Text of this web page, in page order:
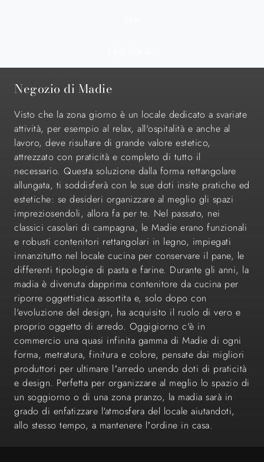
Negozio di Madie
Visto che la zona giorno è un locale dedicato a svariate
attività, per esempio al relax, all'ospitalità e anche al
lavoro, deve risultare di grande valore estetico,
attrezzato con praticità e completo di tutto il
necessario. Questa soluzione dalla forma rettangolare
allungata, ti soddisferà con le sue doti insite pratiche ed
estetiche: se desideri organizzare al meglio gli spazi
impreziosendoli, allora fa per te. Nel passato, nei
classici casolari di campagna, le Madie erano funzionali
e robusti contenitori rettangolari in legno, impiegati
innanzitutto nel locale cucina per conservare il pane, le
differenti tipologie di pasta e farine. Durante gli anni, la
madia è divenuta dapprima contenitore da cucina per
riporre oggettistica assortita e, solo dopo con
l'evoluzione del design, ha acquisito il ruolo di vero e
proprio oggetto di arredo. Oggigiorno c'è in
commercio una quasi infinita gamma di Madie di ogni
forma, metratura, finitura e colore, pensate dai migliori
produttori per ultimare l’arredo unendo doti di praticità
e design. Perfetta per organizzare al meglio lo spazio di
un soggiorno o di una zona pranzo, la madia sarà in
grado di enfatizzare l'atmosfera del locale aiutandoti,
allo stesso tempo, a mantenere l’ordine in casa.